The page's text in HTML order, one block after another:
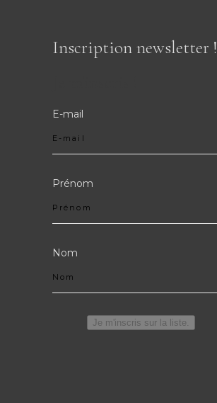
Inscription newsletter !
E-mail
Prénom
Nom
Je m'inscris sur la liste.